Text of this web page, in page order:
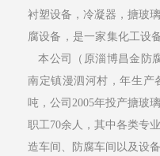
衬塑设备，冷凝器，搪玻
腐设备，是一家集化工设
本公司（原淄博昌金防
南定镇漫泗河村，年生产
吨，公司2005年投产搪玻
职工70余人，其中各类专
造车间、防腐车间以及设